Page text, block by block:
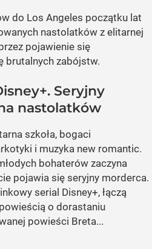
do Los Angeles początku lat
nastolatków z elitarnej
pojawienie się
brutalnych zabójstw.
Seryjny
nastolatków
szkoła, bogaci
i muzyka new romantic.
bohaterów zaczyna
pojawia się seryjny morderca.
serial Disney+, łączą
o dorastaniu
powieści Breta...